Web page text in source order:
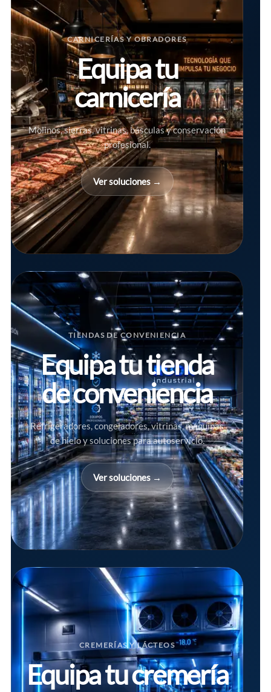
CARNICERÍAS Y OBRADORES
Equipa tu
carnicería
Molinos, sierras, vitrinas, básculas y conservación
profesional.
Ver soluciones →
TIENDAS DE CONVENIENCIA
Equipa tu tienda
de conveniencia
Refrigeradores, congeladores, vitrinas, máquinas
de hielo y soluciones para autoservicio.
Ver soluciones →
CREMERÍAS Y LÁCTEOS
Equipa tu cremería